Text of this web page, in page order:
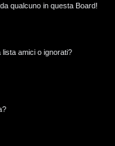
qualcuno in questa Board!
amici o ignorati?